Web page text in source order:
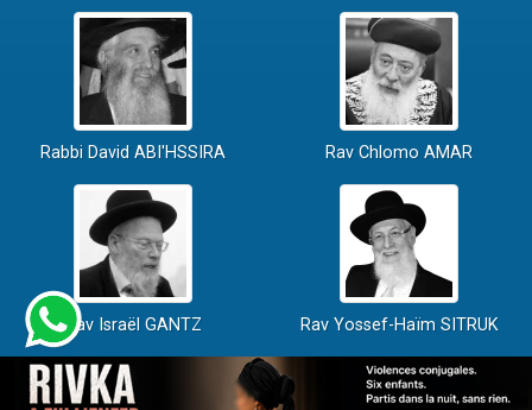
Rabbi David ABI'HSSIRA Rav Chlomo AMAR
Rav Israël GANTZ Rav Yossef-Haïm SITRUK